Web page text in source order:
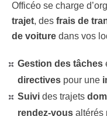
Officéo se charge
trajet, des frais de
de voiture dans vos
Gestion des tâches
directives pour une
Suivi des trajets
rendez-vous altérés